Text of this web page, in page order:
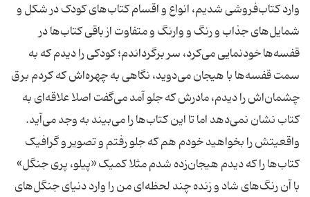
وارد کتاب‌فروشی شدیم، انواع و اقسام کتاب‌های کودک در شکل و
شمایل‌های جذاب و رنگ و وارنگ و متفاوت از باقی کتاب‌ها در
قفسه‌ها خودنمایی می‌کرد، سر برگرداندم؛ کودکی را دیدم که به
سمت قفسه‌ها با هیجان می‌دوید، نگاهی به چهره‌اش که کردم برق
چشمان‌اش را دیدم، مادرش که جلو آمد می‌گفت اصلا علاقه‌ای به
کتاب نشان نمی‌دهد اما تا این کتاب‌ها را می‌بیند به وجد می‌آید.
واقعیتش را بخواهید خودم هم که جلو رفتم و تصویر و گرافیک‌
کتاب‌ها را که دیدم هیجان‌زده شدم مثلا کمیک «پیلو، پری جنگل»
با آن رنگ‌های شاد و زنده چند لحظه‌ای من را وارد دنیای جنگل‌های